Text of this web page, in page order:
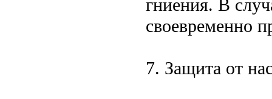
гниения. В
своевременно
7. Защита от